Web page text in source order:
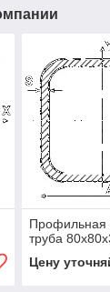
Профильная
труба
Цену